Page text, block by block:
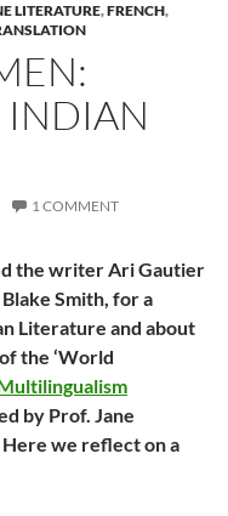
LITERATURE,FRENCH,
INDIAN
1 COMMENT
the writer Ari Gautier
Smith, for a
Literature and about
the ‘World
by Prof. Jane
we reflect on a